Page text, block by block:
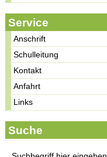
Service
Anschrift
Schulleitung
Kontakt
Anfahrt
Links
Suche